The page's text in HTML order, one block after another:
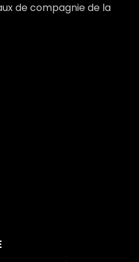
de compagnie de la